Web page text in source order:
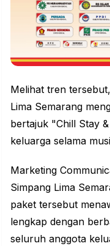
Melihat tren
Lima Semarang
bertajuk "Chill Stay
keluarga selama
Marketing
Simpang Lima
paket tersebut
lengkap dengan
seluruh anggota